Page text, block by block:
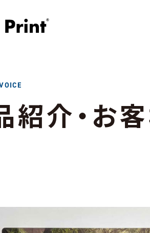
紹介・お